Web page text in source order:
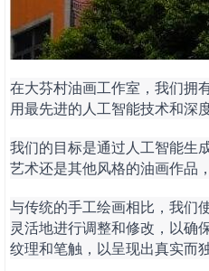
在大芬村油画工作室，我们拥
用最先进的人工智能技术和深
我们的目标是通过人工智能生
艺术还是其他风格的油画作品
与传统的手工绘画相比，我们
灵活地进行调整和修改，以确
纹理和笔触，以呈现出真实而